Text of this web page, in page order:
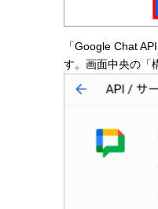
「Google Chat
す。画面中央の「